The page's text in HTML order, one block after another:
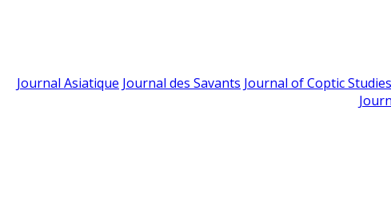
Journal Asiatique Journal des Savants Journal of Coptic Studies